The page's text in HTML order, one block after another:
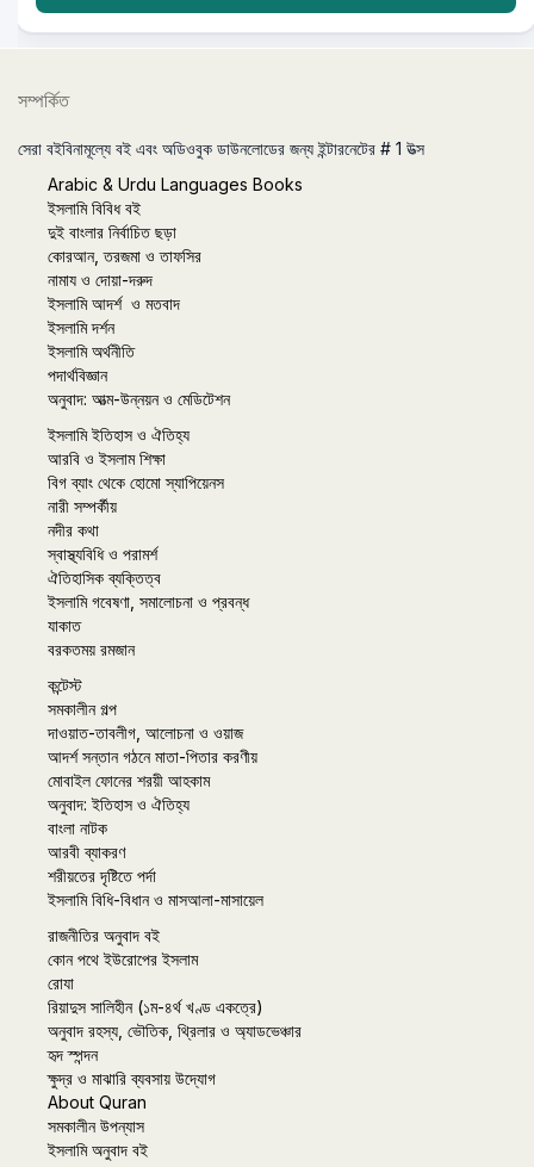
সম্পর্কিত
সেরা বইবিনামূল্যে বই এবং অডিওবুক ডাউনলোডের জন্য ইন্টারনেটের # 1 উত্স
Arabic & Urdu Languages Books
ইসলামি বিবিধ বই
দুই বাংলার নির্বাচিত ছড়া
কোরআন, তরজমা ও তাফসির
নামায ও দোয়া-দরুদ
ইসলামি আদর্শ ও মতবাদ
ইসলামি দর্শন
ইসলামি অর্থনীতি
পদার্থবিজ্ঞান
অনুবাদ: আত্ম-উন্নয়ন ও মেডিটেশন
ইসলামি ইতিহাস ও ঐতিহ্য
আরবি ও ইসলাম শিক্ষা
বিগ ব্যাং থেকে হোমো স্যাপিয়েনস
নারী সম্পর্কীয়
নদীর কথা
স্বাস্থ্যবিধি ও পরামর্শ
ঐতিহাসিক ব্যক্তিত্ব
ইসলামি গবেষণা, সমালোচনা ও প্রবন্ধ
যাকাত
বরকতময় রমজান
কন্টেস্ট
সমকালীন গল্প
দাওয়াত-তাবলীগ, আলোচনা ও ওয়াজ
আদর্শ সন্তান গঠনে মাতা-পিতার করণীয়
মোবাইল ফোনের শরয়ী আহকাম
অনুবাদ: ইতিহাস ও ঐতিহ্য
বাংলা নাটক
আরবী ব্যাকরণ
শরীয়তের দৃষ্টিতে পর্দা
ইসলামি বিধি-বিধান ও মাসআলা-মাসায়েল
রাজনীতির অনুবাদ বই
কোন পথে ইউরোপের ইসলাম
রোযা
রিয়াদুস সালিহীন (১ম-৪র্থ খণ্ড একত্রে)
অনুবাদ রহস্য, ভৌতিক, থ্রিলার ও অ্যাডভেঞ্চার
হৃদ স্পন্দন
ক্ষুদ্র ও মাঝারি ব্যবসায় উদ্যোগ
About Quran
সমকালীন উপন্যাস
ইসলামি অনুবাদ বই